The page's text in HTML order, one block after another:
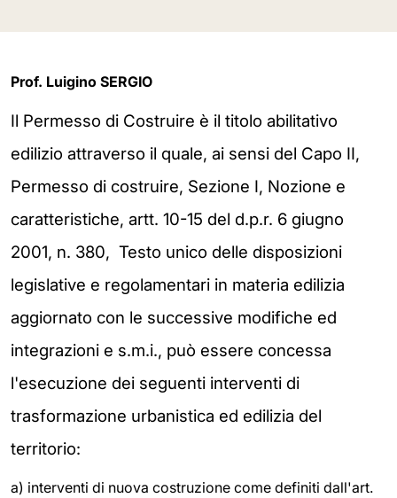
Prof. Luigino SERGIO
Il Permesso di Costruire è il titolo abilitativo
edilizio attraverso il quale, ai sensi del Capo II,
Permesso di costruire, Sezione I, Nozione e
caratteristiche, artt. 10-15 del d.p.r. 6 giugno
2001, n. 380, Testo unico delle disposizioni
legislative e regolamentari in materia edilizia
aggiornato con le successive modifiche ed
integrazioni e s.m.i., può essere concessa
l'esecuzione dei seguenti interventi di
trasformazione urbanistica ed edilizia del
territorio:
a) interventi di nuova costruzione come definiti dall'art.